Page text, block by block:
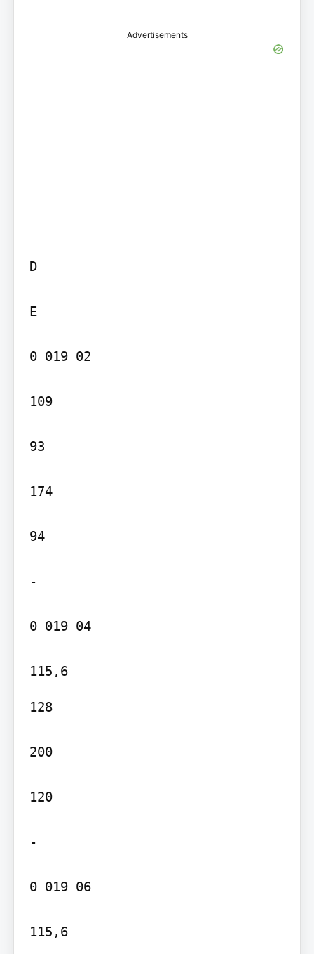
Advertisements
D
E
0 019 02
109
93
174
94
-
0 019 04
115,6
128
200
120
-
0 019 06
115,6